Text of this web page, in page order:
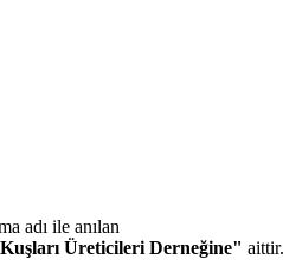
adı ile anılan
Üreticileri Derneğine" aittir.